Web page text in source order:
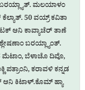
ಮಲಯಾಳಂ
50 ವಯ್ರ್ ಕವಿತಾ
ಆನಿ ಕಾವ್ಯಾಚೆರ್ ತಾಣೆ
ಬರಯ್ಲ್ಯಾಂತ್.
ಮೆಟಾಂ, ಬೆಳಾಚೊ ದಿವೊ,
ಕರಾವಳಿ ಕನ್ನಡ
ಕಿಟಾಳ್.ಕೊಮ್ ಹ್ಯಾ